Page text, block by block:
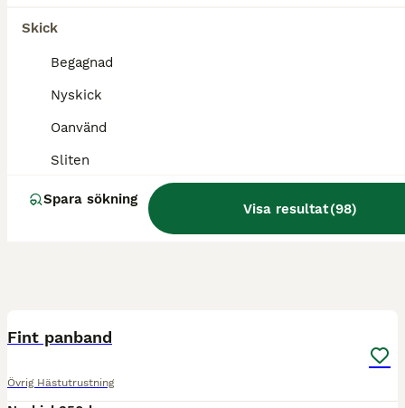
Skick
Begagnad
Nyskick
Oanvänd
Sliten
Spara sökning
Visa resultat(98)
Fint panband
Övrig Hästutrustning